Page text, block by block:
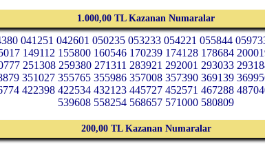
1.000,00 TL Kazanan Numaralar
041251 042601 050235 053233 054221 055844
149112 155800 160546 170239 174128 178684
251308 259380 271311 283921 292001 293033
351027 355765 355986 357008 357390 369139
422398 422534 432123 445727 452571 467288
539608 558254 568657 571000 580809
200,00 TL Kazanan Numaralar